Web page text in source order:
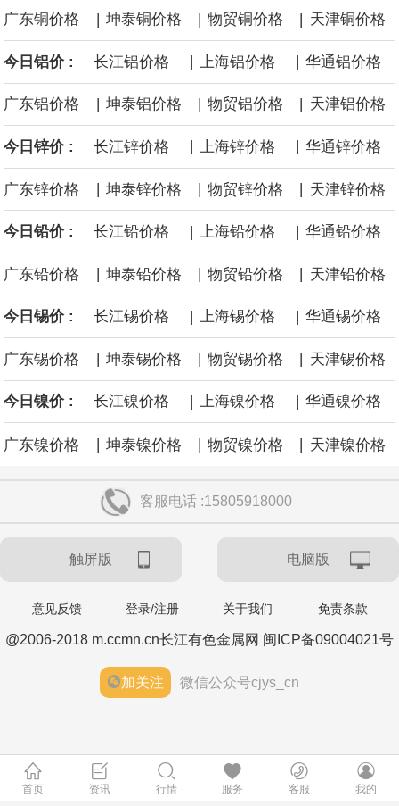
高50%。
芝加哥期权交易所全球市场公司（CBOE GLOBAL MARKETS
INC）：CBOE 欧洲清算所将于 8 月 24 日起，将证券融资交易清算
业务拓展至固定收益品类。
广东铜价格 | 坤泰铜价格 | 物贸铜价格 | 天津铜价格
今日铝价 : 长江铝价格 上海铝价格 华通铝价格
广东铝价格 | 坤泰铝价格 | 物贸铝价格 | 天津铝价格
今日锌价 : 长江锌价格 上海锌价格 华通锌价格
广东锌价格 | 坤泰锌价格 | 物贸锌价格 | 天津锌价格
今日铅价 : 长江铅价格 | 上海铅价格 | 华通铅价格
广东铅价格 坤泰铅价格 物贸铅价格 天津铅价格
今日锡价 : 长江锡价格 | 上海锡价格 | 华通锡价格
广东锡价格 坤泰锡价格 物贸锡价格 天津锡价格
今日镍价 : 长江镍价格 | 上海镍价格 | 华通镍价格
广东镍价格 | 坤泰镍价格 | 物贸镍价格 | 天津镍价格
客服电话 :15805918000
触屏版 电脑版
意见反馈 登录/注册 关于我们 免责条款
@2006-2018 m.ccmn.cn长江有色金属网 闽ICP备09004021号
加关注 微信公众号cjys_cn
首页 资讯 行情 服务 客服 我的